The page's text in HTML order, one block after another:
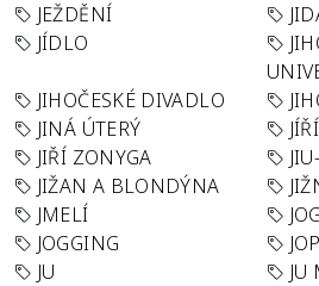
JEŽDĚNÍ
JÍDLO
JIHOČESKÉ DIVADLO
JINÁ ÚTERÝ
JIŘÍ ZONYGA
JIŽAN A BLONDÝNA
JMELÍ
JOGGING
JU
JU